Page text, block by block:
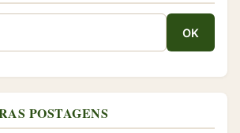
OK
POSTAGENS